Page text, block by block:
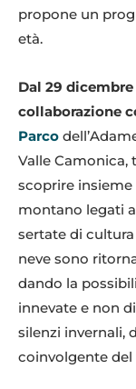
propone un
età.
Dal 29
collaborazione
Parco
Valle Camonica,
scoprire
montano legati
sertate di
neve sono
dando la
innevate e non
silenzi invernali,
coinvolgente